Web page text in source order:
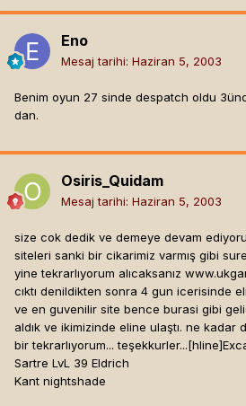
Eno
Mesaj tarihi: Haziran 5, 2003
Benim oyun 27 sinde despatch oldu
dan.
Osiris_Quidam
Mesaj tarihi: Haziran 5, 2003
size cok dedik ve demeye devam
siteleri sanki bir cikarimiz varmış gibi
yine tekrarlıyorum alıcaksanız
cıktı denildikten sonra 4 gun icerisinde
ve en guvenilir site bence burasi gibi
aldık ve ikimizinde eline ulaştı. ne kadar
bir tekrarlıyorum... teşekkurler...[hline]
Sartre LvL 39 Eldrich
Kant nightshade